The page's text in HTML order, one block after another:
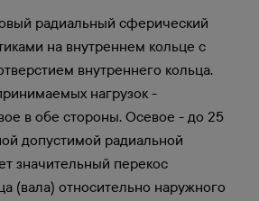
радиальный сферический
на внутреннем кольце с
внутреннего кольца.
нагрузок -
в обе стороны. Осевое - до 25
допустимой радиальной
значительный перекос
(вала) относительно наружного